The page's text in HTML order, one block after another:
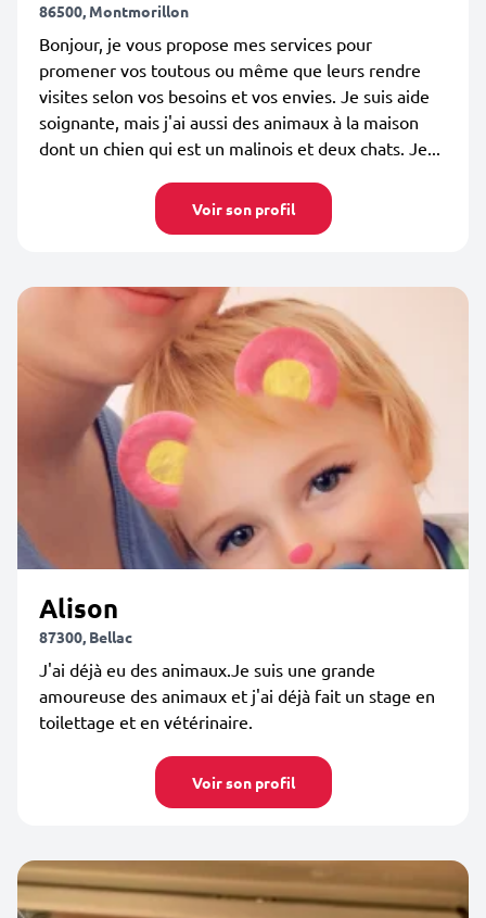
86500, Montmorillon
Bonjour, je vous propose mes services pour
promener vos toutous ou même que leurs rendre
visites selon vos besoins et vos envies. Je suis aide
soignante, mais j'ai aussi des animaux à la maison
dont un chien qui est un malinois et deux chats. Je...
Voir son profil
Alison
87300, Bellac
J'ai déjà eu des animaux.Je suis une grande
amoureuse des animaux et j'ai déjà fait un stage en
toilettage et en vétérinaire.
Voir son profil